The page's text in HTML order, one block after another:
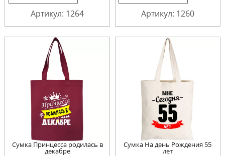
Артикул: 1264 Артикул: 1260
Сумка Принцесса родилась в
декабре
Сумка На день Рождения 55
лет